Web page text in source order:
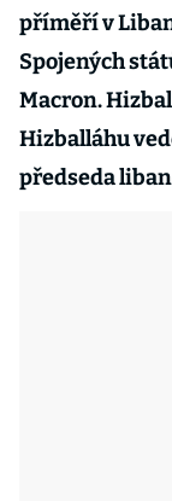
příměří v
Spojených
Macron.
Hizballáhu
předseda